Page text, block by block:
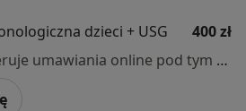
dzieci + USG
400 zł
Specjalista nie oferuje umawiania online pod tym adresem.